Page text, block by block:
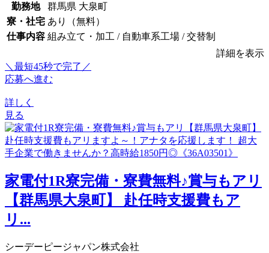
勤務地
群馬県 大泉町
寮・社宅 あり（無料）
仕事内容 組み立て・加工 / 自動車系工場 / 交替制
詳細を表示
＼最短45秒で完了／
応募へ進む
詳しく
見る
家電付1R寮完備・寮費無料♪賞与もアリ
【群馬県大泉町】 赴任時支援費もア
リ...
シーデーピージャパン株式会社